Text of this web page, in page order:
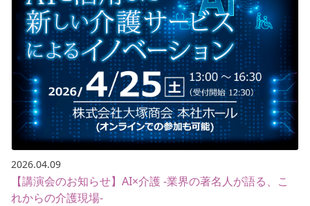
2026.04.09
【講演会のお知らせ】AI×介護 -業界の著名人が語る、こ
れからの介護現場-